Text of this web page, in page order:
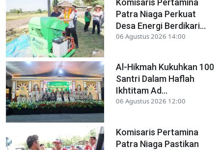
Patra Niaga Perkuat
Desa Energi Berdikari...
06 Agustus 2026 14:00
Al-Hikmah Kukuhkan 100
Santri Dalam Haflah
Ikhtitam Ad...
06 Agustus 2026 12:00
Komisaris Pertamina
Patra Niaga Pastikan